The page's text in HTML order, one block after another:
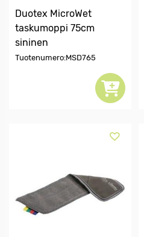
Duotex MicroWet
taskumoppi 75cm
sininen
Tuotenumero:MSD765